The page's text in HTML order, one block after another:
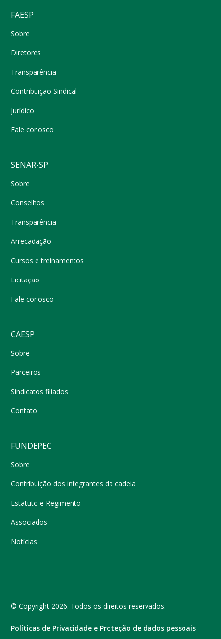
FAESP
Sobre
Diretores
Transparência
Contribuição Sindical
Jurídico
Fale conosco
SENAR-SP
Sobre
Conselhos
Transparência
Arrecadação
Cursos e treinamentos
Licitação
Fale conosco
CAESP
Sobre
Parceiros
Sindicatos filiados
Contato
FUNDEPEC
Sobre
Contribuição dos integrantes da cadeia
Estatuto e Regimento
Associados
Notícias
© Copyright 2026. Todos os direitos reservados.
Políticas de Privacidade e Proteção de dados pessoais